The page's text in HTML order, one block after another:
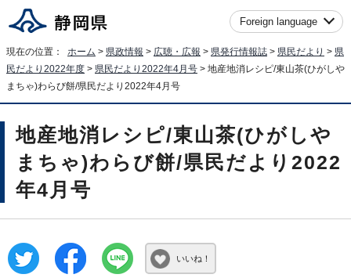
Foreign language
現在の位置： ホーム > 県政情報 > 広聴・広報 > 県発行情報誌 > 県民だより > 県
民だより2022年度 > 県民だより2022年4月号 > 地産地消レシピ/東山茶(ひがしや
まちゃ)わらび餅/県民だより2022年4月号
地産地消レシピ/東山茶(ひがしや
まちゃ)わらび餅/県民だより2022
年4月号
いいね！